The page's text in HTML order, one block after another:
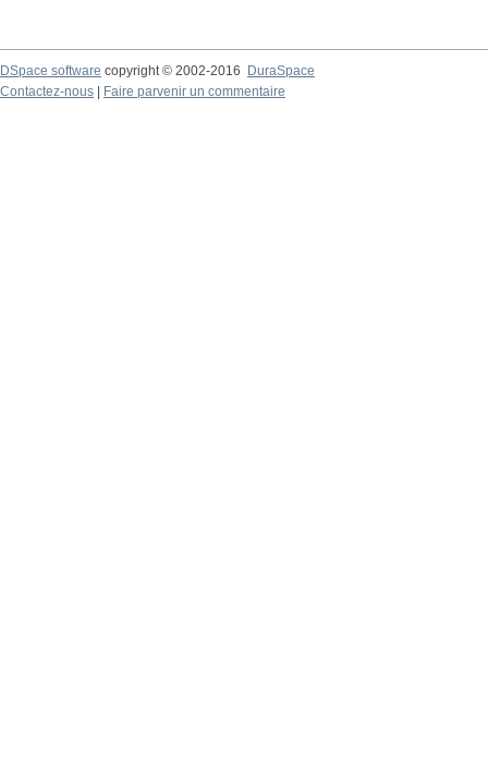
DSpace software copyright © 2002-2016
DuraSpace
Contactez-nous
Faire parvenir un commentaire